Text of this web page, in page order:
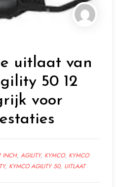
uitlaat van
50 12
voor
INCH, AGILITY, KYMCO, KYMCO
, KYMCO AGILITY 50, UITLAAT